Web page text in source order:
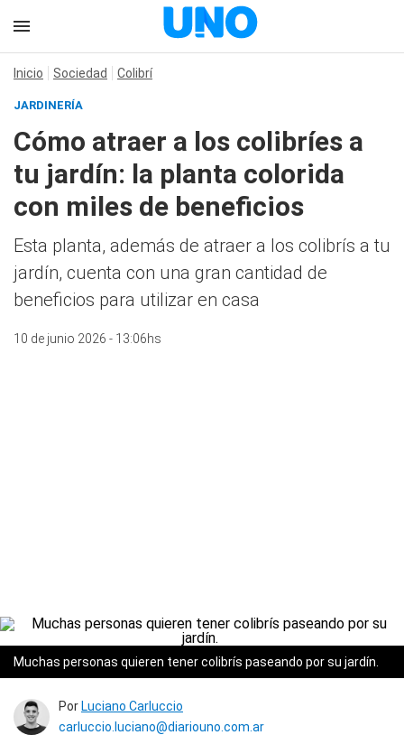
Inicio Sociedad Colibrí
JARDINERÍA
Cómo atraer a los colibríes a
tu jardín: la planta colorida
con miles de beneficios
Esta planta, además de atraer a los colibrís a tu
jardín, cuenta con una gran cantidad de
beneficios para utilizar en casa
10 de junio 2026 - 13:06hs
Muchas personas quieren tener colibrís paseando por su jardín.
Por Luciano Carluccio
carluccio.luciano@diariouno.com.ar